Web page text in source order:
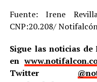
Fuente: Irene
CNP:20.208/
Sigue las noticias
en
Twitter